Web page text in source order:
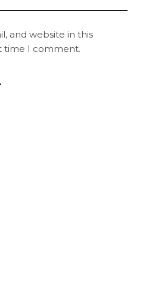
and website in this
time I comment.